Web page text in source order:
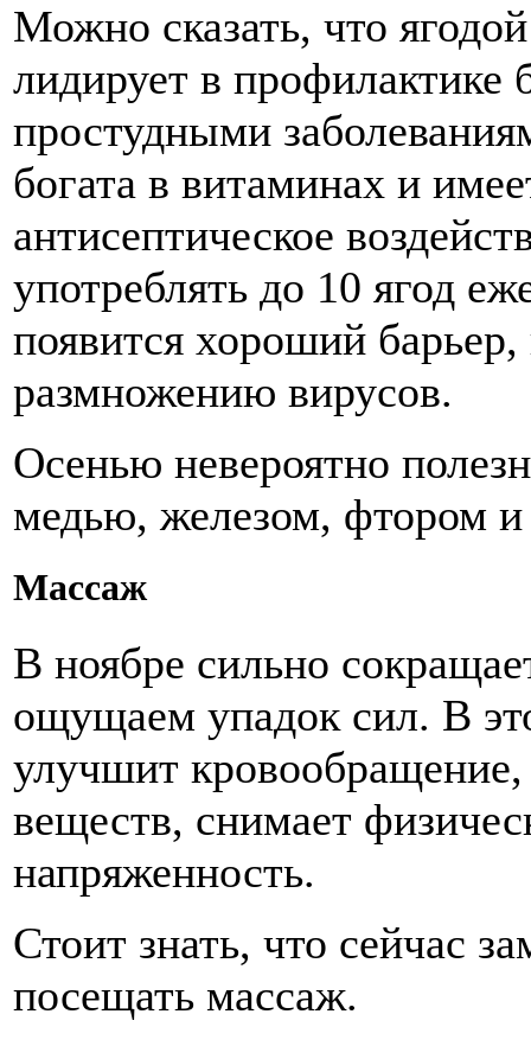
Можно сказать, что
лидирует в
простудными
богата в витаминах и
антисептическое
употреблять до 10 ягод
появится хороший барьер,
размножению вирусов.
Осенью невероятно
медью, железом, фтором
Массаж
В ноябре сильно
ощущаем упадок сил. В
улучшит
веществ, снимает
напряженность.
Стоит знать, что сейчас
посещать массаж.